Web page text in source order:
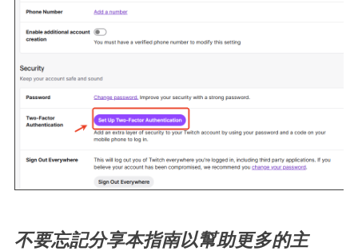
不要忘記分享本指南以幫助更多的主